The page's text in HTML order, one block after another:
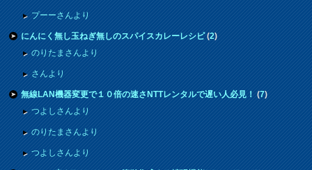
プーーさんより
にんにく無し玉ねぎ無しのスパイスカレーレシピ(2)
のりたまさんより
さんより
無線LAN機器変更で１０倍の速さNTTレンタルで遅い人必見！(7)
つよしさんより
のりたまさんより
つよしさんより